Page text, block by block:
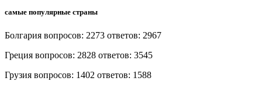
самые популярные страны
Болгария вопросов: 2273 ответов: 2967
Греция вопросов: 2828 ответов: 3545
Грузия вопросов: 1402 ответов: 1588